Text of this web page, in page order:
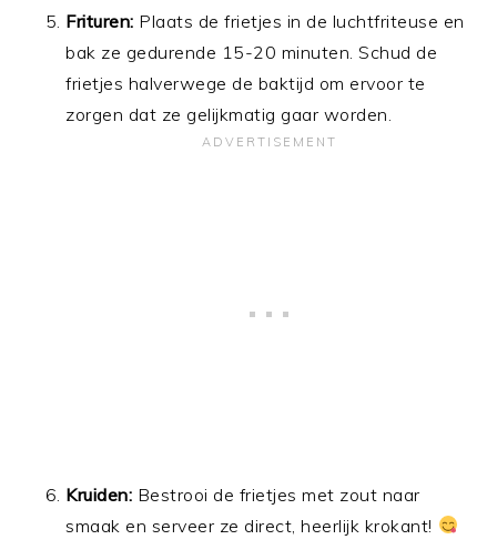
Frituren: Plaats de frietjes in de luchtfriteuse en
bak ze gedurende 15-20 minuten. Schud de
frietjes halverwege de baktijd om ervoor te
zorgen dat ze gelijkmatig gaar worden.
Kruiden: Bestrooi de frietjes met zout naar
smaak en serveer ze direct, heerlijk krokant!